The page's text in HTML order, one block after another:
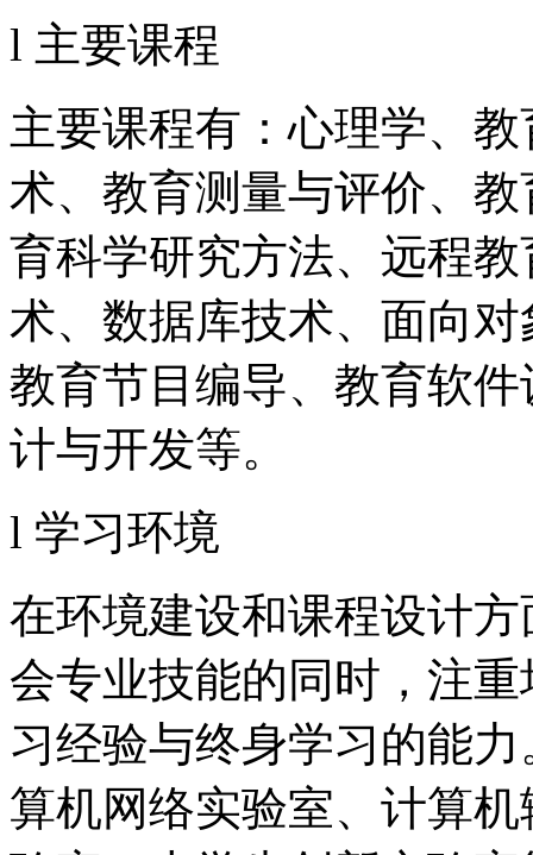
l 主要课程
主要课程有：心理学、
术、教育测量与评价、
育科学研究方法、远程
术、数据库技术、面向
教育节目编导、教育软
计与开发等。
l 学习环境
在环境建设和课程设计
会专业技能的同时，注
习经验与终身学习的能
算机网络实验室、计算